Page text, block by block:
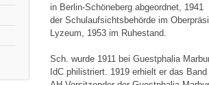
in Berlin-Schöneberg abgeordnet,
der Schulaufsichtsbehörde im
Lyzeum, 1953 im Ruhestand.
Sch. wurde 1911 bei Guestphalia
IdC philistriert. 1919 erhielt er das